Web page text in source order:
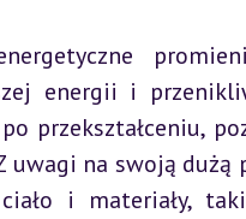
energii i
przekształceniu,
na swoją
i materiały,